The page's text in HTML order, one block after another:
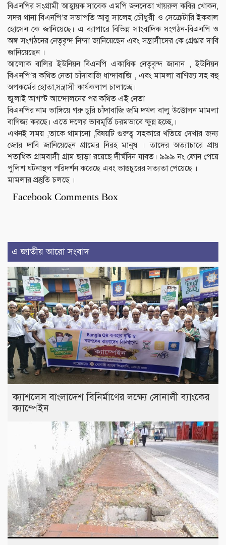
বিএনপির সংগ্রামী আহ্বায়ক সাবেক এমপি জননেতা খায়রুল কবির খোকন,
সদর থানা বিএনপি’র সভাপতি আবু সালেহ চৌধুরী ও সেক্রেটারি ইকবাল
হোসেন কে জানিয়েছে। এ ব্যাপারে বিভিন্ন সাংবাদিক সংগঠন-বিএনপি ও
অঙ্গ সংগঠনের নেতৃবৃন্দ নিন্দা জানিয়েছেন এবং সন্ত্রাসীদের কে গ্রেপ্তার দাবি
জানিয়েছেন ।
আলোক বালির ইউনিয়ন বিএনপি একাধিক নেতৃবৃন্দ জানান , ইউনিয়ন
বিএনপি’র কথিত নেতা চাঁদাবাজি ধান্দাবাজি , এবং মামলা বাণিজ্য সহ বহু
অপকর্মের হোতা,সন্ত্রাসী কার্যকলাপ চালাচ্ছে।
জুলাই আগস্ট আন্দোলনের পর কথিত এই নেতা
বিএনপির নাম ভাঙ্গিয়ে গরু চুরি চাঁদাবাজি জমি দখল বালু উত্তোলন মামলা
বাণিজ্য করছে। এতে দলের ভাবমূর্তি চরমভাবে ক্ষুন্ন হচ্ছে,।
এখনই সময় ,তাকে থামানো ,বিষয়টি গুরুত্ব সহকারে খতিয়ে দেখার জন্য
জোর দাবি জানিয়েছেন গ্রামের নিরহ মানুষ । তাদের অত্যাচারে প্রায়
শতাধিক গ্রামবাসী গ্রাম ছাড়া রয়েছে দীর্ঘদিন যাবত। ৯৯৯ নং ফোন পেয়ে
পুলিশ ঘটনাস্থল পরিদর্শন করেছে এবং ভাঙচুরের সত্যতা পেয়েছে ।
মামলার প্রস্তুতি চলছে ।
Facebook Comments Box
এ জাতীয় আরো সংবাদ
ক্যাশলেস বাংলাদেশ বিনির্মাণের লক্ষ্যে সোনালী ব্যাংকের
ক্যাম্পেইন